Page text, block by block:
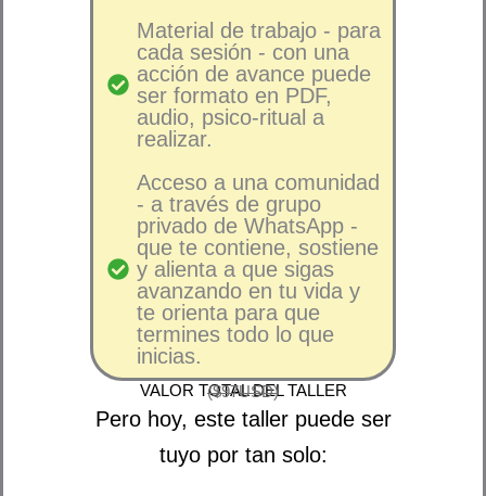
Material de trabajo - para
cada sesión - con una
acción de avance puede
ser formato en PDF,
audio, psico-ritual a
realizar.
Acceso a una comunidad
- a través de grupo
privado de WhatsApp -
que te contiene, sostiene
y alienta a que sigas
avanzando en tu vida y
te orienta para que
termines todo lo que
inicias.
VALOR TOTAL DEL TALLER
($97USD)
Pero hoy, este taller puede ser
tuyo por tan solo: